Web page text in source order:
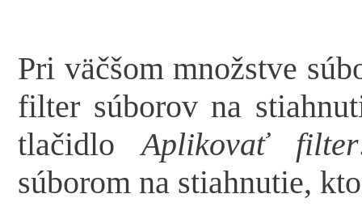
Pri väčšom množstve
filter súborov na
tlačidloAplikovať filter
súborom na stiahnutie,